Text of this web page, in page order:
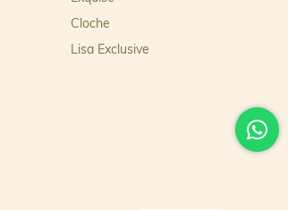
Cloche
Lisa Exclusive